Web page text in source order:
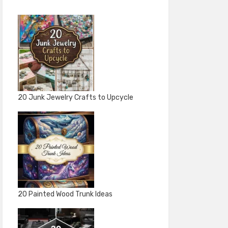
20 Junk Jewelry Crafts to Upcycle
20 Painted Wood Trunk Ideas